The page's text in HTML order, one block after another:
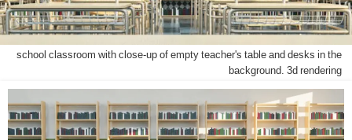
school classroom with close-up of empty teacher's table and desks in the
background. 3d rendering